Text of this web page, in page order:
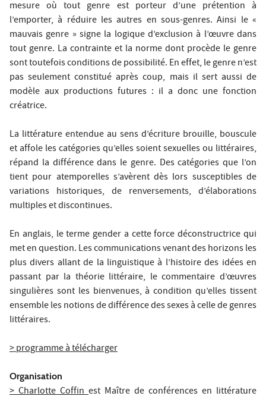
mesure où tout genre est porteur d’une prétention à
l’emporter, à réduire les autres en sous-genres. Ainsi le «
mauvais genre » signe la logique d’exclusion à l’œuvre dans
tout genre. La contrainte et la norme dont procède le genre
sont toutefois conditions de possibilité. En effet, le genre n’est
pas seulement constitué après coup, mais il sert aussi de
modèle aux productions futures : il a donc une fonction
créatrice.
La littérature entendue au sens d’écriture brouille, bouscule
et affole les catégories qu’elles soient sexuelles ou littéraires,
répand la différence dans le genre. Des catégories que l’on
tient pour atemporelles s’avèrent dès lors susceptibles de
variations historiques, de renversements, d’élaborations
multiples et discontinues.
En anglais, le terme gender a cette force déconstructrice qui
met en question. Les communications venant des horizons les
plus divers allant de la linguistique à l’histoire des idées en
passant par la théorie littéraire, le commentaire d’œuvres
singulières sont les bienvenues, à condition qu’elles tissent
ensemble les notions de différence des sexes à celle de genres
littéraires.
> programme à télécharger
Organisation
> Charlotte Coffinest Maître de conférences en littérature